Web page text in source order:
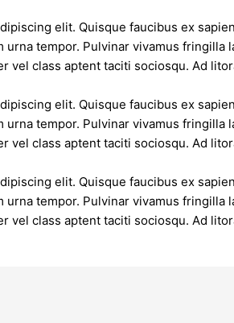
elit. Quisque faucibus ex
tempor. Pulvinar vivamus
vel class aptent taciti sociosqu. Ad
elit. Quisque faucibus ex
tempor. Pulvinar vivamus
vel class aptent taciti sociosqu. Ad
elit. Quisque faucibus ex
tempor. Pulvinar vivamus
vel class aptent taciti sociosqu. Ad